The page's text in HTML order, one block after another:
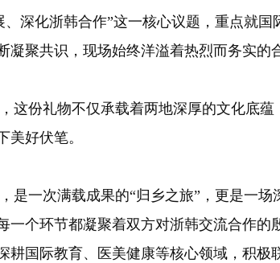
化浙韩合作”这一核心议题，重点就国
聚共识，现场始终洋溢着热烈而务实的
份礼物不仅承载着两地深厚的文化底蕴
好伏笔。
次满载成果的“归乡之旅”，更是一场
一个环节都凝聚着双方对浙韩交流合作
耕国际教育、医美健康等核心领域，积